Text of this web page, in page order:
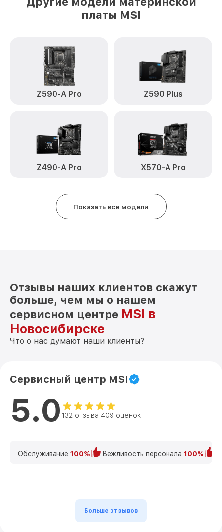
платы MSI
Z590-A Pro Z590 Plus
Z490-A Pro X570-A Pro
Показать все модели
Отзывы наших клиентов скажут
больше, чем мы о нашем
сервисном центре MSI в
Новосибирске
Что о нас думают наши клиенты?
Сервисный центр MSI
5.0 132 отзыва 409 оценок
Обслуживание 100% Вежливость персонала 100%
Больше отзывов